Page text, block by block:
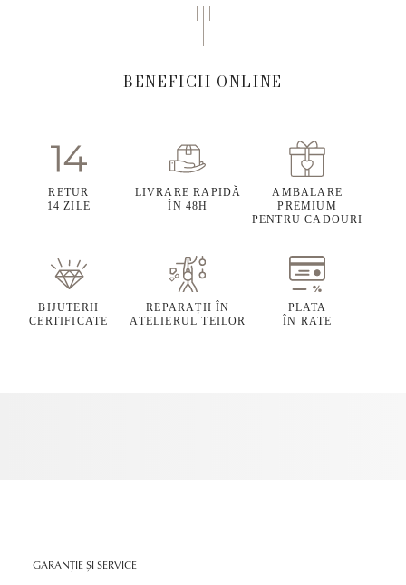
BENEFICII ONLINE
RETUR
14 ZILE
LIVRARE RAPIDĂ
ÎN 48H
AMBALARE
PREMIUM
PENTRU CADOURI
BIJUTERII
CERTIFICATE
REPARAȚII ÎN
ATELIERUL TEILOR
PLATA
ÎN RATE
GARANȚIE ȘI SERVICE